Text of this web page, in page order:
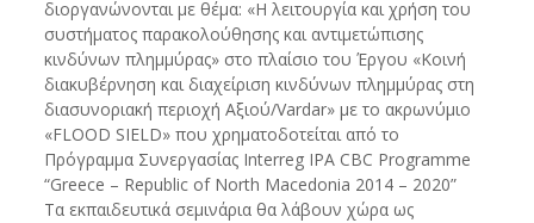
διοργανώνονται με θέμα: «H λειτουργία και χρήση του
συστήματος παρακολούθησης και αντιμετώπισης
κινδύνων πλημμύρας» στο πλαίσιο του Έργου «Κοινή
διακυβέρνηση και διαχείριση κινδύνων πλημμύρας στη
διασυνοριακή περιοχή Αξιού/Vardar» με το ακρωνύμιο
«FLOOD SIELD» που χρηματοδοτείται από το
Πρόγραμμα Συνεργασίας Interreg IPA CBC Programme
“Greece – Republic of North Macedonia 2014 – 2020”
Τα εκπαιδευτικά σεμινάρια θα λάβουν χώρα ως